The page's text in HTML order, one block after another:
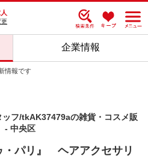
更
企業情報
情報です
フ/tkAK37479aの雑貨・コスメ販
- 中央区
・パリ』 ヘアアクセサリ